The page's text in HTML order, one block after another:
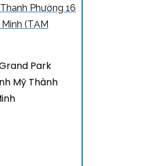
Phường 16
(TẠM
Park
Mỹ Thành